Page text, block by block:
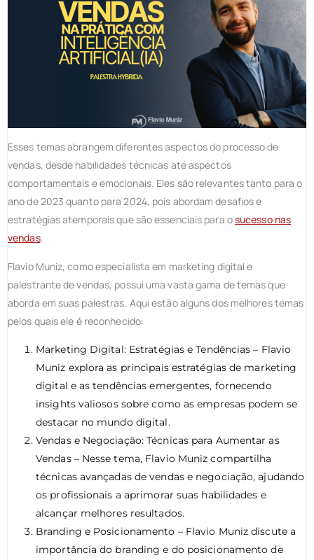
Esses temas abrangem diferentes aspectos do processo de
vendas, desde habilidades técnicas até aspectos
comportamentais e emocionais. Eles são relevantes tanto para o
ano de 2023 quanto para 2024, pois abordam desafios e
estratégias atemporais que são essenciais para osucesso nas
vendas.
Flavio Muniz, como especialista em marketing digital e
palestrante de vendas, possui uma vasta gama de temas que
aborda em suas palestras. Aqui estão alguns dos melhores temas
pelos quais ele é reconhecido:
Marketing Digital: Estratégias e Tendências – Flavio
Muniz explora as principais estratégias de marketing
digital e as tendências emergentes, fornecendo
insights valiosos sobre como as empresas podem se
destacar no mundo digital.
Vendas e Negociação: Técnicas para Aumentar as
Vendas – Nesse tema, Flavio Muniz compartilha
técnicas avançadas de vendas e negociação, ajudando
os profissionais a aprimorar suas habilidades e
alcançar melhores resultados.
Branding e Posicionamento – Flavio Muniz discute a
importância do branding e do posicionamento de